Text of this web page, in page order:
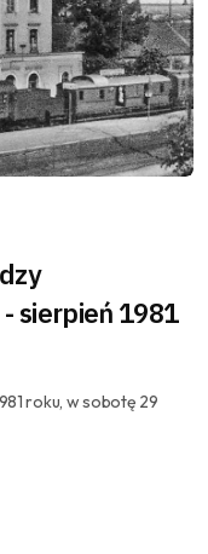
sierpień 1981
roku, w sobotę 29